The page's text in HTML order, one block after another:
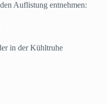
Auflistung entnehmen:
in der Kühltruhe